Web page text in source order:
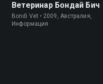
Ветеринар Бондай Бич
Bondi Vet • 2009, Австралия,
Информация